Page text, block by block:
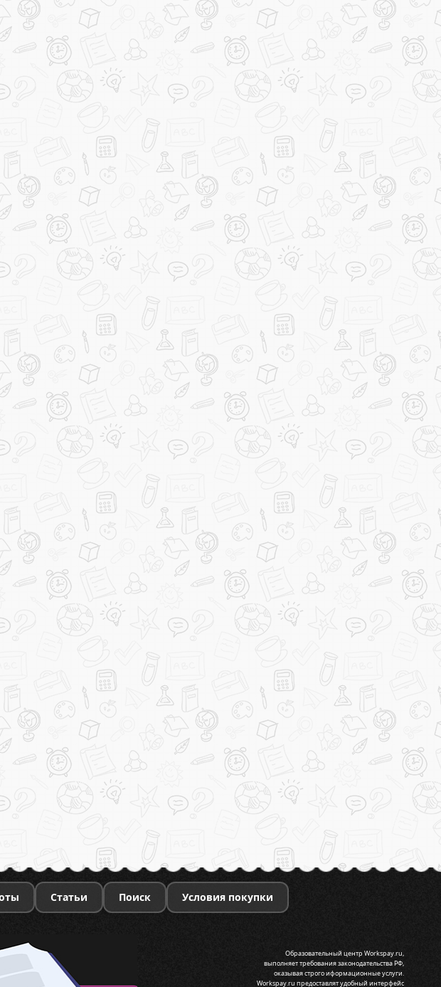
Статьи Поиск Условия покупки
Образовательный центр Workspay.ru,
выполняет требования законодательства РФ,
оказывая строго иформационные услуги.
Workspay.ru предоставлят удобный интерфейс